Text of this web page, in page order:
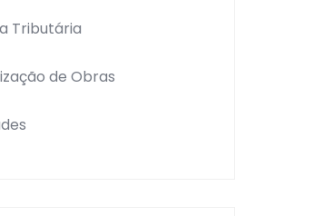
Tributária
de Obras